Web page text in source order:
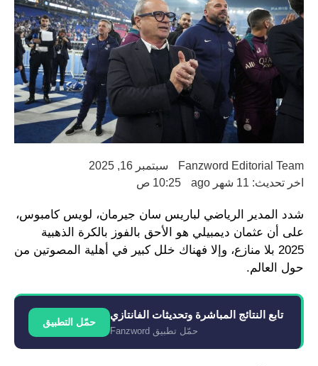
Fanzword Editorial Team
سبتمبر 16, 2025
اخر تحديث: 11 شهر ago
10:25 ص
شدد المدير الرياضي لباريس سان جيرمان، لويس كامبوس،
على أن عثمان ديمبيلي هو الأحق بالفوز بالكرة الذهبية
2025 بلا منازع، وإلا فهناك خلل كبير في أهلية المصوتين من
حول العالم.
تابع النتائج المباشرة وتحديثات الفانتازي
حمّل تطبيق Fanzword
حمّل التطبيق